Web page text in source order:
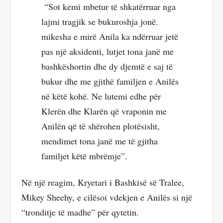
“Sot kemi mbetur të shkatërruar nga
lajmi tragjik se bukuroshja jonë.
mikesha e mirë Anila ka ndërruar jetë
pas një aksidenti, lutjet tona janë me
bashkëshortin dhe dy djemtë e saj të
bukur dhe me gjithë familjen e Anilës
në këtë kohë. Ne lutemi edhe për
Klerën dhe Klarën që vraponin me
Anilën që të shërohen plotësisht,
mendimet tona janë me të gjitha
familjet këtë mbrëmje”.
Në një reagim, Kryetari i Bashkisë së Tralee,
Mikey Sheehy, e cilësoi vdekjen e Anilës si një
“tronditje të madhe” për qytetin.